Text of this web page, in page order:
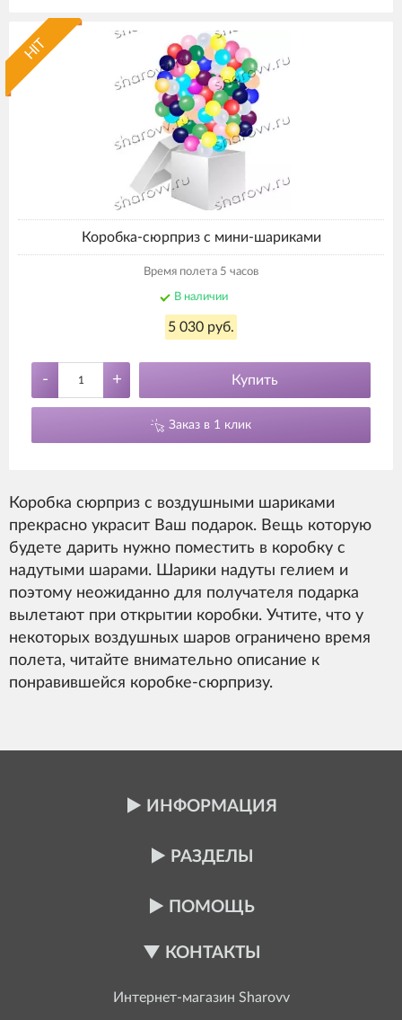
HIT
Коробка-сюрприз с мини-шариками
Время полета 5 часов
В наличии
5 030 руб.
- + Купить
Заказ в 1 клик
Коробка сюрприз с воздушными шариками
прекрасно украсит Ваш подарок. Вещь которую
будете дарить нужно поместить в коробку с
надутыми шарами. Шарики надуты гелием и
поэтому неожиданно для получателя подарка
вылетают при открытии коробки. Учтите, что у
некоторых воздушных шаров ограничено время
полета, читайте внимательно описание к
понравившейся коробке-сюрпризу.
ИНФОРМАЦИЯ
РАЗДЕЛЫ
ПОМОЩЬ
КОНТАКТЫ
Интернет-магазин Sharovv